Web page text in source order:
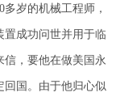
岁的机械工程师，
置成功问世并用于临
信，要他在做美国永
回国。由于他归心似